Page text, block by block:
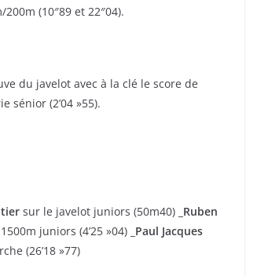
(10″89 et 22″04).
du javelot avec à la clé le score de
sénior (2’04 »55).
sur le javelot juniors (50m40) _Ruben
juniors (4’25 »04) _Paul Jacques
(26’18 »77)